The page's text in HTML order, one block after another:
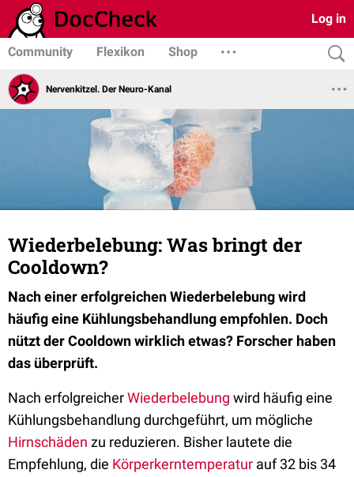
Log in
Community Flexikon Shop
Nervenkitzel. Der Neuro-Kanal
Wiederbelebung: Was bringt der
Cooldown?
Nach einer erfolgreichen Wiederbelebung wird
häufig eine Kühlungsbehandlung empfohlen. Doch
nützt der Cooldown wirklich etwas? Forscher haben
das überprüft.
Nach erfolgreicherWiederbelebung wird häufig eine
Kühlungsbehandlung durchgeführt, um mögliche
Hirnschäden zu reduzieren. Bisher lautete die
Empfehlung, die Körperkerntemperatur auf32 bis 34